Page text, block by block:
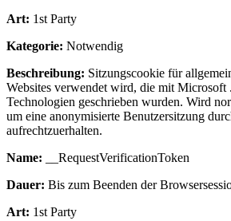
Art: 1st Party
Kategorie: Notwendig
Beschreibung: Sitzungscookie für
Websites verwendet wird, die mit Microsoft
Technologien geschrieben wurden. Wird
um eine anonymisierte Benutzersitzung
aufrechtzuerhalten.
Name: __RequestVerificationToken
Dauer: Bis zum Beenden der
Art: 1st Party